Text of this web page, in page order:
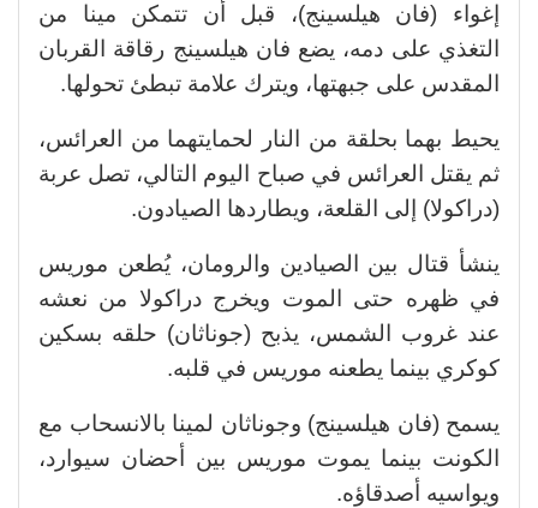
إغواء (فان هيلسينج)، قبل أن تتمكن مينا من
التغذي على دمه، يضع فان هيلسينج رقاقة القربان
المقدس على جبهتها، ويترك علامة تبطئ تحولها.
يحيط بهما بحلقة من النار لحمايتهما من العرائس،
ثم يقتل العرائس في صباح اليوم التالي، تصل عربة
(دراكولا) إلى القلعة، ويطاردها الصيادون.
ينشأ قتال بين الصيادين والرومان، يُطعن موريس
في ظهره حتى الموت ويخرج دراكولا من نعشه
عند غروب الشمس، يذبح (جوناثان) حلقه بسكين
كوكري بينما يطعنه موريس في قلبه.
يسمح (فان هيلسينج) وجوناثان لمينا بالانسحاب مع
الكونت بينما يموت موريس بين أحضان سيوارد،
ويواسيه أصدقاؤه.